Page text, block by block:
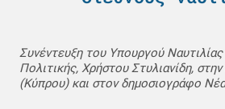
Συνέντευξη του Υπουργού
Πολιτικής, Χρήστου Στυλιανίδη,
(Κύπρου) και στον δημοσιογράφο